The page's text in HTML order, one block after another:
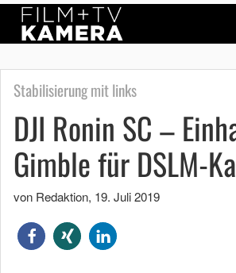
Stabilisierung mit links
DJI Ronin SC –
Gimble für DSLM-
von Redaktion, 19. Juli 2019